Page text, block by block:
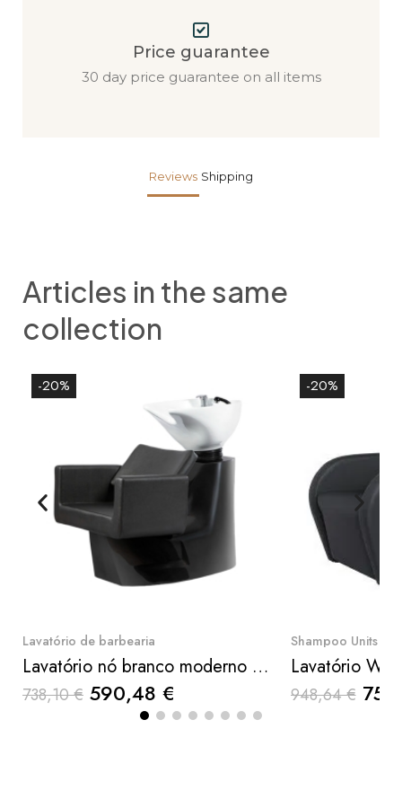
Price guarantee
30 day price guarantee on all items
Reviews Shipping
Articles in the same
collection
Quick View
-20%
Lavatório de barbearia
Lavatório nó branco moderno - Weelko
738,10 € 590,48 €
-20%
Shampoo Units
Lavatório
948,64 €